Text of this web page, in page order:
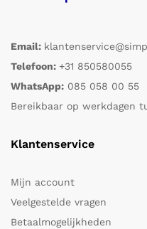
Email:
Telefoon: +31 850580055
WhatsApp: 085 058 00 55
Bereikbaar op werkdagen
Klantenservice
Mijn account
Veelgestelde vragen
Betaalmogelijkheden